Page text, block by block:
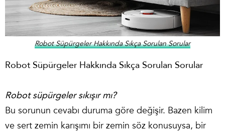
Robot Süpürgeler Hakkında Sıkça Sorulan Sorular
Robot Süpürgeler Hakkında Sıkça Sorulan Sorular
Robot süpürgeler sıkışır mı?
Bu sorunun cevabı duruma göre değişir. Bazen kilim
ve sert zemin karışımı bir zemin söz konusuysa, bir